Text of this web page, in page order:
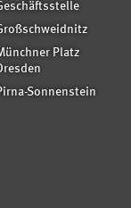
Platz
Sonnenstein